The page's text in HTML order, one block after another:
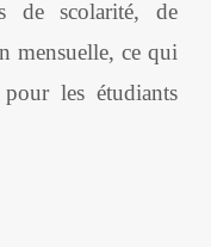
de scolarité, de
mensuelle, ce qui
les étudiants